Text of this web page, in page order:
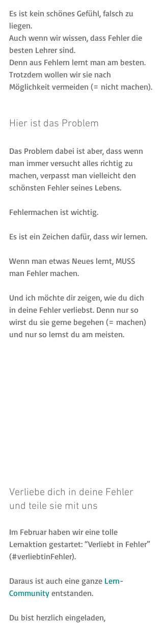
Es ist kein schönes Gefühl, falsch zu
liegen.
Auch wenn wir wissen, dass Fehler die
besten Lehrer sind.
Denn aus Fehlern lernt man am besten.
Trotzdem wollen wir sie nach
Möglichkeit vermeiden (= nicht machen).
Hier ist das Problem
Das Problem dabei ist aber, dass wenn
man immer versucht alles richtig zu
machen, verpasst man vielleicht den
schönsten Fehler seines Lebens.
Fehlermachen ist wichtig.
Es ist ein Zeichen dafür, dass wir lernen.
Wenn man etwas Neues lernt, MUSS
man Fehler machen.
Und ich möchte dir zeigen, wie du dich
in deine Fehler verliebst. Denn nur so
wirst du sie gerne begehen (= machen)
und nur so lernst du am meisten.
Verliebe dich in deine Fehler
und teile sie mit uns
Im Februar haben wir eine tolle
Lernaktion gestartet: “Verliebt in Fehler”
(#verliebtinFehler).
Daraus ist auch eine ganze Lern-
Community entstanden.
Du bist herzlich eingeladen,